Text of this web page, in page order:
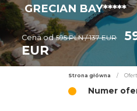
GRECIAN BAY*****
Cena od 595 PLN / 137 EUR
EUR
Strona główna /
Numer